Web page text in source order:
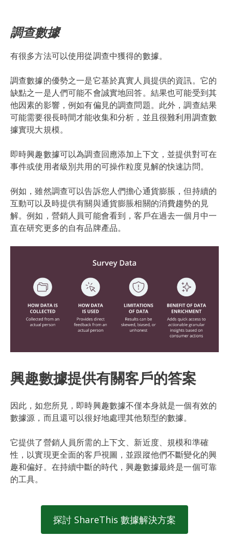
調查數據
有很多方法可以使用從調查中獲得的數據。
調查數據的優勢之一是它基於真實人員提供的資訊。它的
缺點之一是人們可能不會誠實地回答。結果也可能受到其
他因素的影響，例如有偏見的調查問題。此外，調查結果
可能需要很長時間才能收集和分析，並且很難利用調查數
據實現大規模。
即時興趣數據可以為調查回應添加上下文，並提供對可在
事件或使用者級別共用的可操作粒度見解的快速訪問。
例如，雖然調查可以告訴您人們擔心通貨膨脹，但持續的
互動可以及時提供有關與通貨膨脹相關的消費趨勢的見
解。例如，營銷人員可能會看到，客戶在過去一個月中一
直在研究更多的自有品牌產品。
興趣數據提供有關客戶的答案
因此，如您所見，即時興趣數據不僅本身就是一個有效的
數據源，而且還可以很好地處理其他類型的數據。
它提供了營銷人員所需的上下文、新近度、規模和準確
性，以實現更全面的客戶視圖，並跟蹤他們不斷變化的興
趣和偏好。在持續中斷的時代，興趣數據最終是一個可靠
的工具。
探討 ShareThis 數據解決方案